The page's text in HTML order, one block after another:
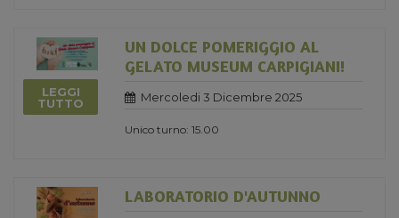
LEGGI
TUTTO
UN DOLCE POMERIGGIO AL
GELATO MUSEUM CARPIGIANI!
Mercoledi 3 Dicembre 2025
Unico turno: 15.00
LABORATORIO D'AUTUNNO